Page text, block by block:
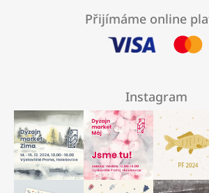
Přijímáme online
Instagram